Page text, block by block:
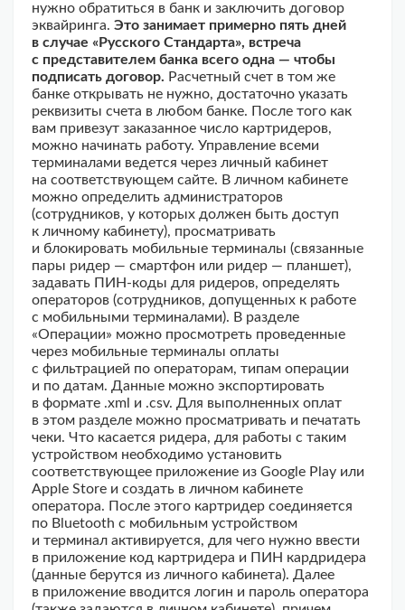
нужно обратиться в банк и заключить договор
эквайринга. Это занимает примерно пять дней
в случае «Русского Стандарта», встреча
с представителем банка всего одна — чтобы
подписать договор. Расчетный счет в том же
банке открывать не нужно, достаточно указать
реквизиты счета в любом банке. После того как
вам привезут заказанное число картридеров,
можно начинать работу. Управление всеми
терминалами ведется через личный кабинет
на соответствующем сайте. В личном кабинете
можно определить администраторов
(сотрудников, у которых должен быть доступ
к личному кабинету), просматривать
и блокировать мобильные терминалы (связанные
пары ридер — смартфон или ридер — планшет),
задавать ПИН-коды для ридеров, определять
операторов (сотрудников, допущенных к работе
с мобильными терминалами). В разделе
«Операции» можно просмотреть проведенные
через мобильные терминалы оплаты
с фильтрацией по операторам, типам операции
и по датам. Данные можно экспортировать
в формате .xml и .csv. Для выполненных оплат
в этом разделе можно просматривать и печатать
чеки. Что касается ридера, для работы с таким
устройством необходимо установить
соответствующее приложение из Google Play или
Apple Store и создать в личном кабинете
оператора. После этого картридер соединяется
по Bluetooth с мобильным устройством
и терминал активируется, для чего нужно ввести
в приложение код картридера и ПИН кардридера
(данные берутся из личного кабинета). Далее
в приложение вводится логин и пароль оператора